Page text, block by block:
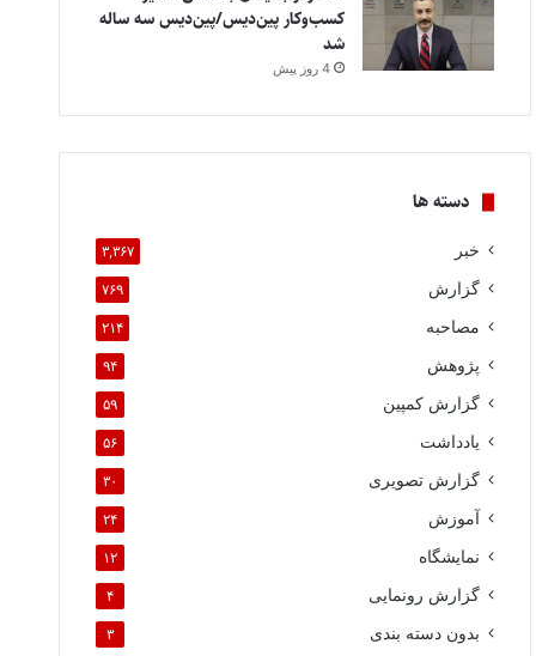
کسب‌وکار پین‌دیس/پین‌دیس سه ساله
شد
4 روز پیش
دسته ها
خبر ۳,۳۶۷
گزارش ۷۶۹
مصاحبه ۲۱۴
پژوهش ۹۴
گزارش کمپین ۵۹
یادداشت ۵۶
گزارش تصویری ۳۰
آموزش ۲۴
نمایشگاه ۱۲
گزارش رونمایی ۴
بدون دسته بندی ۳